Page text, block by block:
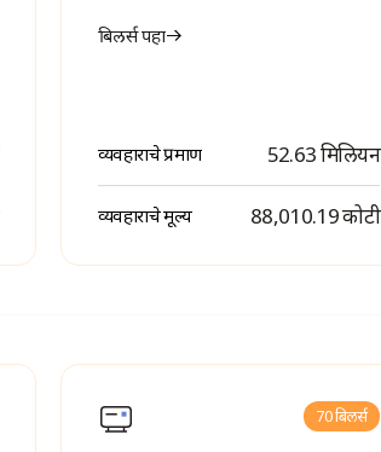
बिलर्स पहा
व्यवहाराचे प्रमाण 52.63 मिलियन
व्यवहाराचे मूल्य ₹ 88,010.19 कोटी
70 बिलर्स